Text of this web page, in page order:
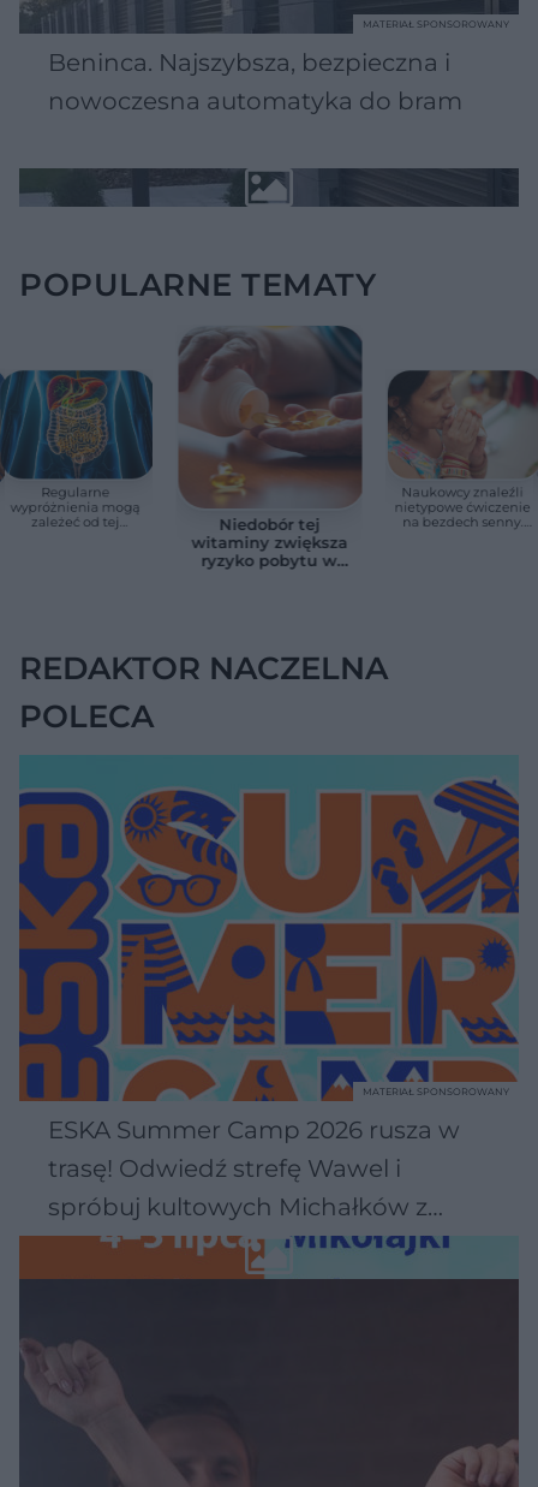
Beninca. Najszybsza, bezpieczna i
nowoczesna automatyka do bram
MATERIAŁ SPONSOROWANY
POPULARNE TEMATY
Regularne
wypróżnienia mogą
zależeć od tej
Niedobór tej
witaminy zwiększa
ryzyko pobytu w
Naukowcy znaleźli
nietypowe ćwiczenie
na bezdech senny.
REDAKTOR NACZELNA
POLECA
ESKA Summer Camp 2026 rusza w
trasę! Odwiedź strefę Wawel i
spróbuj kultowych Michałków z
Wawelu
MATERIAŁ SPONSOROWANY